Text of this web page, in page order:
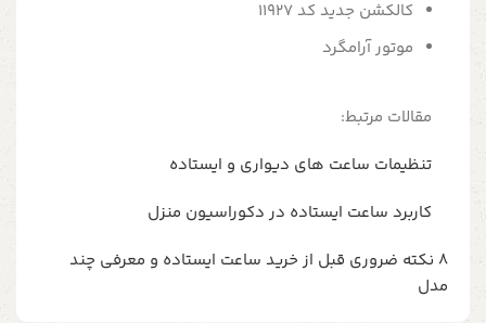
کالکشن جدید کد 11927
موتور آرامگرد
مقالات مرتبط:
تنظیمات ساعت های دیواری و ایستاده
کاربرد ساعت ایستاده در دکوراسیون منزل
8 نکته ضروری قبل از خرید ساعت ایستاده و معرفی چند
مدل